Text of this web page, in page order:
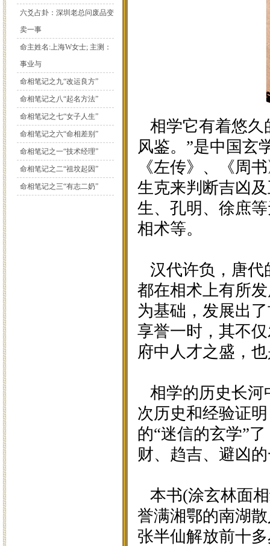
六爻占卦：深圳老总问废品变
卖一事
命主姓名:上海W女士; 主测：
事业与
命相笔记之九“改运良方”
命相笔记之八“起名方法”
命相笔记之七“女子人生”
命相笔记之六“命相差别”
命相笔记之一“技术经理”
命相笔记之二“祖坟起因”
命相笔记之三“有志二奶”
相学它有着悠久
风鉴。”是中国玄
《左传》、《周
生克来判断吉凶
生、孔明、徐庶
相术等。
汉代许负，唐代
都在相术上有所
为基础，发展出
享誉一时，其不
府中人才之盛，
相学的历史长河
次历史和经验证
的“迷信的玄学”
财、趋吉、避凶
本书(涂玄林面
誉满湘鄂的南湖
张半仙解放前十